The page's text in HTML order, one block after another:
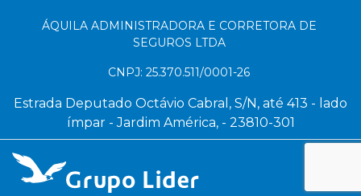
ÁQUILA ADMINISTRADORA E CORRETORA DE
SEGUROS LTDA
CNPJ: 25.370.511/0001-26
Estrada Deputado Octávio Cabral, S/N, até 413 - lado
ímpar - Jardim América, - 23810-301